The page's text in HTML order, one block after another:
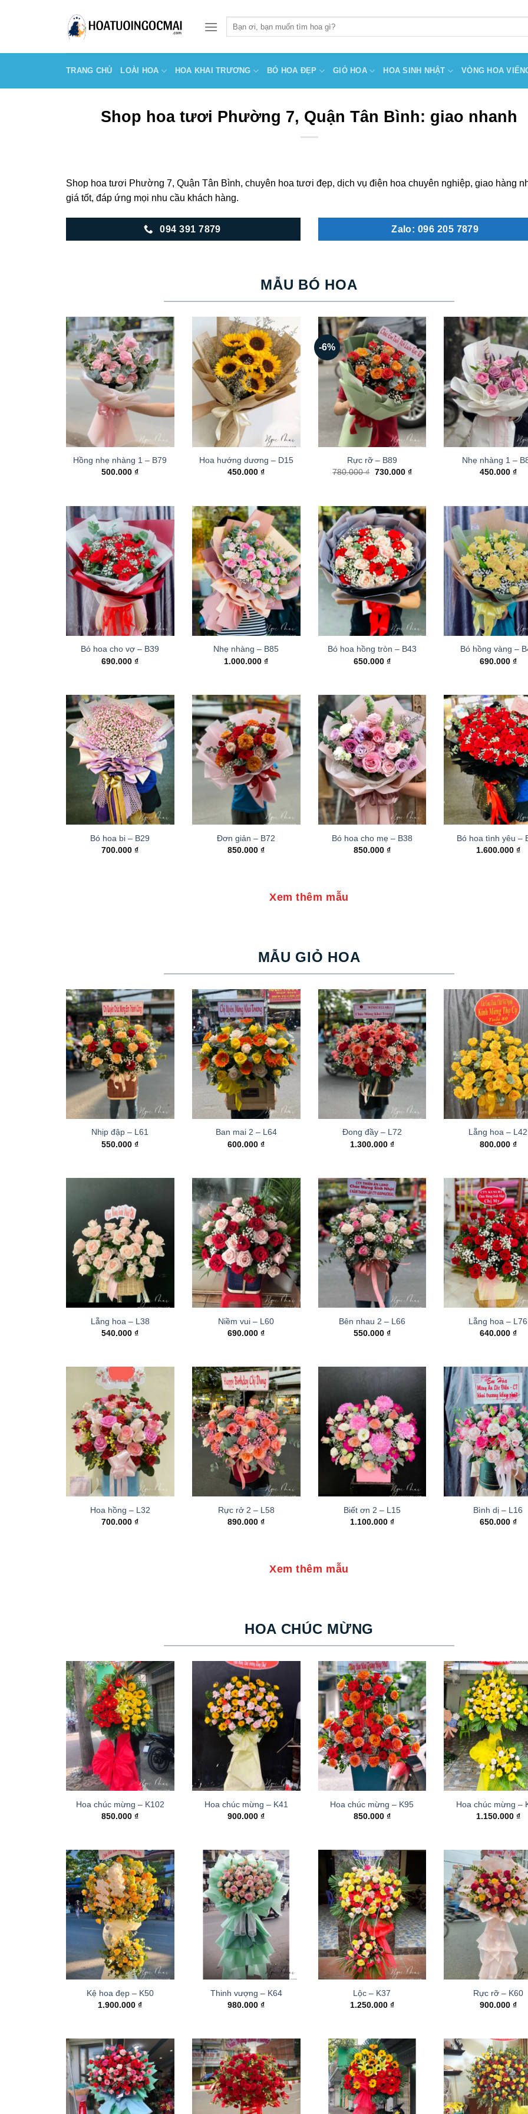
kiếm:
TRANG CHỦ LOÀI HOA HOA KHAI TRƯƠNG BÓ HOA ĐẸP GIỎ HOA HOA SINH NHẬT VÒNG HOA
Shop hoa tươi Phường 7, Quận Tân Bình: giao nhanh
Shop hoa tươi Phường 7, Quận Tân Bình, chuyên hoa tươi đẹp, dịch vụ điện hoa chuyên nghiệp, giao hàng
giá tốt, đáp ứng mọi nhu cầu khách hàng.
094 391 7879 Zalo: 096 205 7879
MẪU BÓ HOA
Hồng nhẹ nhàng 1 – B79
500.000₫
Hoa hướng dương – D15
450.000₫
-6%
Rực rỡ – B89
780.000₫ Giá
730.000 ₫Giá
730.000 ₫.
Nhẹ nhàng 1 –
450.000 ₫
Bó hoa cho vợ – B39
690.000₫
Nhẹ nhàng – B85
1.000.000₫
Bó hoa hồng tròn – B43
650.000 ₫
Bó hồng vàng –
690.000 ₫
Bó hoa bi – B29
700.000₫
Đơn giản – B72
850.000₫
Bó hoa cho mẹ – B38
850.000 ₫
Bó hoa tình yêu –
1.600.000 ₫
Xem thêm mẫu
MẪU GIỎ HOA
Nhịp đập – L61
550.000₫
Ban mai 2 – L64
600.000₫
Đong đầy – L72
1.300.000 ₫
Lẵng hoa – L42
800.000 ₫
Lẵng hoa – L38
540.000₫
Niềm vui – L60
690.000₫
Bên nhau 2 – L66
550.000 ₫
Lẵng hoa – L76
640.000 ₫
Hoa hồng – L32
700.000₫
Rực rở 2 – L58
890.000₫
Biết ơn 2 – L15
1.100.000 ₫
Bình dị – L16
650.000 ₫
Xem thêm mẫu
HOA CHÚC MỪNG
Hoa chúc mừng – K102
850.000₫
Hoa chúc mừng – K41
900.000₫
Hoa chúc mừng – K95
850.000 ₫
Hoa chúc mừng –
1.150.000 ₫
Kệ hoa đẹp – K50
1.900.000₫
Thinh vượng – K64
980.000₫
Lộc – K37
1.250.000 ₫
Rực rỡ – K60
900.000 ₫